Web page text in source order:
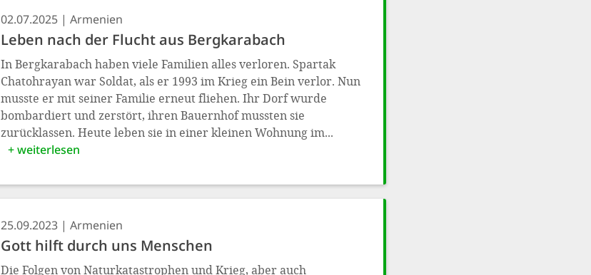
02.07.2025 Armenien
Leben nach der Flucht aus Bergkarabach
In Bergkarabach haben viele Familien alles verloren. Spartak
Chatohrayan war Soldat, als er 1993 im Krieg ein Bein verlor. Nun
musste er mit seiner Familie erneut fliehen. Ihr Dorf wurde
bombardiert und zerstört, ihren Bauernhof mussten sie
zurücklassen. Heute leben sie in einer kleinen Wohnung im...
+ weiterlesen
25.09.2023 Armenien
Gott hilft durch uns Menschen
Die Folgen von Naturkatastrophen und Krieg, aber auch